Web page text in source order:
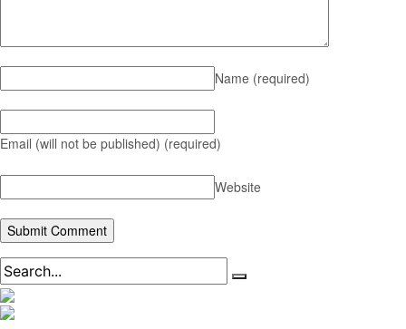
Name (required)
Email (will not be published) (required)
Website